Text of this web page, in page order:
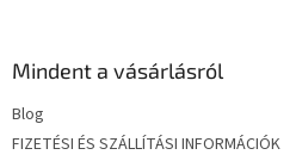
Mindent a vásárlásról
Blog
FIZETÉSI ÉS SZÁLLÍTÁSI INFORMÁCIÓK